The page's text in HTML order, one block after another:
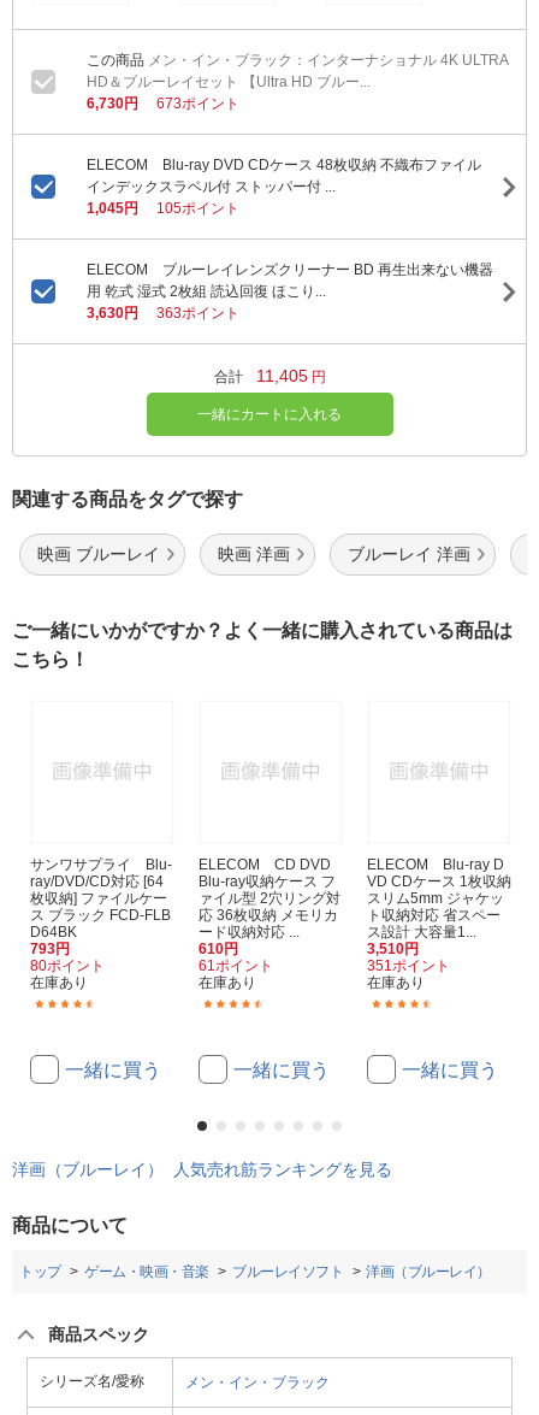
メン・イン・ブラック：インターナショナル 4K ULTRA
HD＆ブルーレイセット 【Ultra HD ブルー...
6,730円
673ポイント
ELECOM Blu-ray DVD CDケース 48枚収納 不織布ファイル
インデックスラベル付 ストッパー付 ...
1,045円
105ポイント
ELECOM ブルーレイレンズクリーナー BD 再生出来ない機器
用 乾式 湿式 2枚組 読込回復 ほこり...
3,630円
363ポイント
合計 11,405 円
一緒にカートに入れる
関連する商品をタグで探す
映画 ブルーレイ 映画 洋画 ブルーレイ 洋画
ご一緒にいかがですか？よく一緒に購入されている商品は
こちら！
サンワサプライ Blu-
ray/DVD/CD対応 [64
枚収納] ファイルケー
ス ブラック FCD-FLB
D64BK
793円
80ポイント
在庫あり
一緒に買う
ELECOM CD DVD
Blu-ray収納ケース フ
ァイル型 2穴リング対
応 36枚収納 メモリカ
ード収納対応 ...
610円
61ポイント
在庫あり
一緒に買う
ELECOM Blu-ray D
VD CDケース 1枚収納
スリム5mm ジャケッ
ト収納対応 省スペー
ス設計 大容量1...
3,510円
351ポイント
在庫あり
一緒に買う
洋画（ブルーレイ） 人気売れ筋ランキングを見る
商品について
トップ ゲーム・映画・音楽 ブルーレイソフト 洋画（ブルーレイ）
商品スペック
シリーズ名/愛称 メン・イン・ブラック